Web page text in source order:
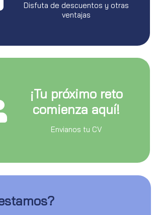
Disfuta de descuentos y otras
ventajas
¡Tu próximo reto
comienza aquí!
Envianos tu CV